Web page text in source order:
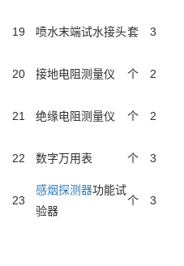
19 喷水末端试水接头套 3
20 接地电阻测量仪 个 2
21 绝缘电阻测量仪 个 2
22 数字万用表 个 3
23
感烟探测器功能试
验器
个 3